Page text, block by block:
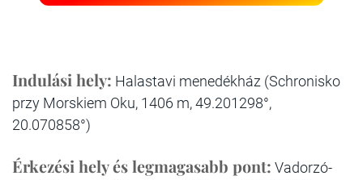
Indulási hely: Halastavi menedékház (Schronisko
przy Morskiem Oku, 1406 m, 49.201298°,
20.070858°)
Érkezési hely és legmagasabb pont: Vadorzó-